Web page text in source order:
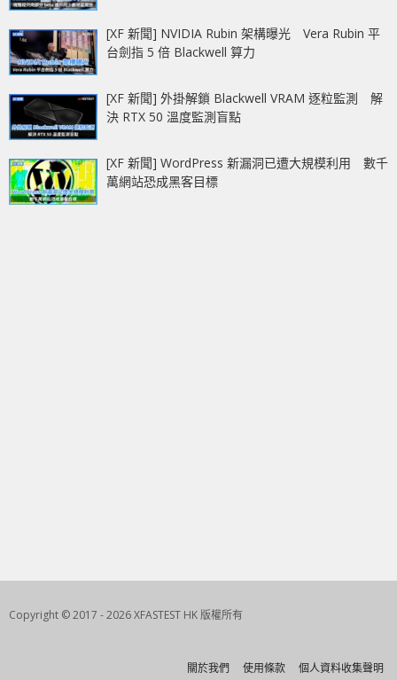
[XF 新聞] NVIDIA Rubin 架構曝光 Vera Rubin 平
台劍指 5 倍 Blackwell 算力
[XF 新聞] 外掛解鎖 Blackwell VRAM 逐粒監測 解
決 RTX 50 溫度監測盲點
[XF 新聞] WordPress 新漏洞已遭大規模利用 數千
萬網站恐成黑客目標
Copyright © 2017 - 2026 XFASTEST HK 版權所有
關於我們 使用條款 個人資料收集聲明